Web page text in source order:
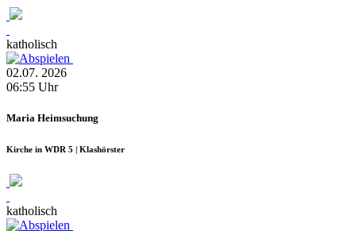
katholisch
02.07. 2026
06:55 Uhr
Maria Heimsuchung
Kirche in WDR 5 | Klashörster
katholisch